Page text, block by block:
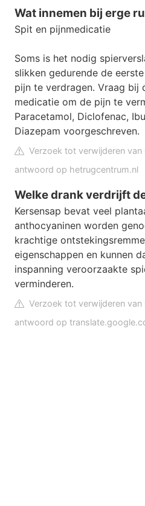
Wat innemen bij erge
Spit en pijnmedicatie
Soms is het nodig
slikken gedurende de
pijn te verdragen. Vraag bij
medicatie om de pijn te
Paracetamol, Diclofenac,
Diazepam voorgeschreven.
Verzoek tot verwijderen van
antwoord op hetrugcentrum.nl
Welke drank verdrijft
Kersensap bevat veel
anthocyaninen worden
krachtige
eigenschappen en kunnen
inspanning veroorzaakte
verminderen.
Verzoek tot verwijderen van
antwoord op